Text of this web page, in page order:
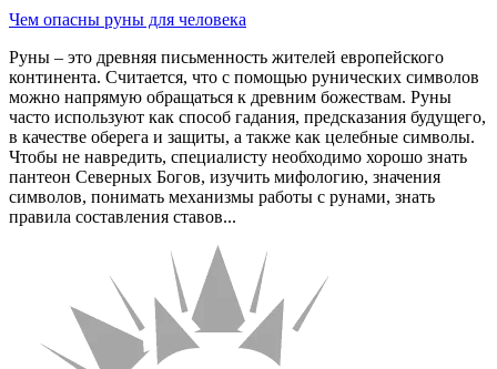
Чем опасны руны для человека
Руны – это древняя письменность жителей европейского
континента. Считается, что с помощью рунических символов
можно напрямую обращаться к древним божествам. Руны
часто используют как способ гадания, предсказания будущего,
в качестве оберега и защиты, а также как целебные символы.
Чтобы не навредить, специалисту необходимо хорошо знать
пантеон Северных Богов, изучить мифологию, значения
символов, понимать механизмы работы с рунами, знать
правила составления ставов...